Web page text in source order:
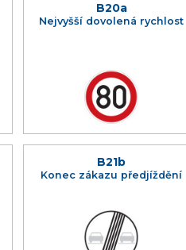
B20a
Nejvyšší dovolená rychlost
B21b
Konec zákazu předjíždění